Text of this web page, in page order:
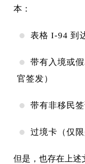
本：
表格 I-94 到
带有入境或
官签发）
带有非移民
过境卡（仅限
但是，也存在上述